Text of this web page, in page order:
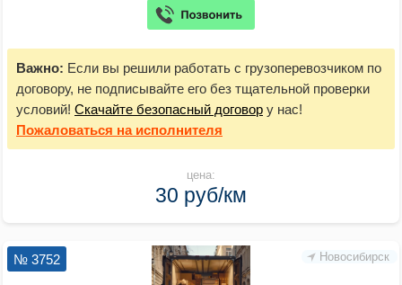
Важно: Если вы решили работать с грузоперевозчиком по
договору, не подписывайте его без тщательной проверки
условий! Скачайте безопасный договор у нас!
Пожаловаться на исполнителя
цена:
30 руб/км
Новосибирск
№ 3752